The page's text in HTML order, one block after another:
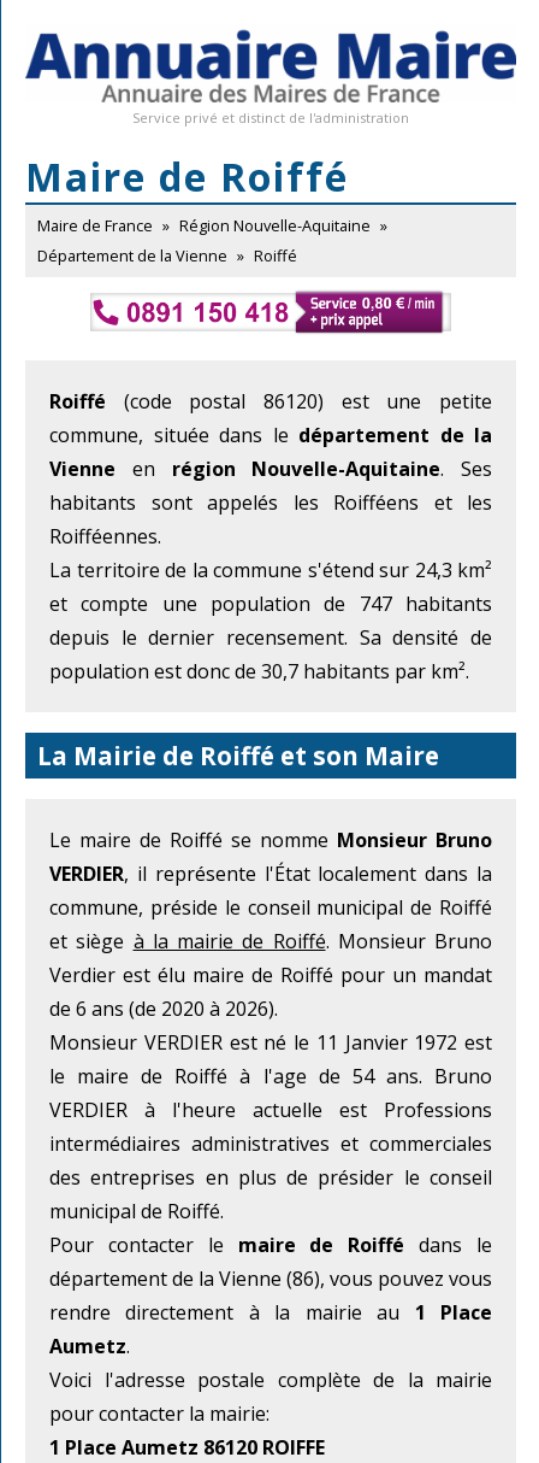
Service privé et distinct de l'administration
Maire de Roiffé
Maire de France » Région Nouvelle-Aquitaine »
Département de la Vienne » Roiffé
Roiffé (code postal 86120) est une petite
commune, située dans le département de la
Vienne en région Nouvelle-Aquitaine. Ses
habitants sont appelés les Roifféens et les
Roifféennes.
La territoire de la commune s'étend sur 24,3 km²
et compte une population de 747 habitants
depuis le dernier recensement. Sa densité de
population est donc de 30,7 habitants par km².
La Mairie de Roiffé et son Maire
Le maire de Roiffé se nomme Monsieur Bruno
VERDIER, il représente l'État localement dans la
commune, préside le conseil municipal de Roiffé
et siège à la mairie de Roiffé. Monsieur Bruno
Verdier est élu maire de Roiffé pour un mandat
de 6 ans (de 2020 à 2026).
Monsieur VERDIER est né le 11 Janvier 1972 est
le maire de Roiffé à l'age de 54 ans. Bruno
VERDIER à l'heure actuelle est Professions
intermédiaires administratives et commerciales
des entreprises en plus de présider le conseil
municipal de Roiffé.
Pour contacter le maire de Roiffé dans le
département de la Vienne (86), vous pouvez vous
rendre directement à la mairie au 1 Place
Aumetz.
Voici l'adresse postale complète de la mairie
pour contacter la mairie:
1 Place Aumetz 86120 ROIFFE